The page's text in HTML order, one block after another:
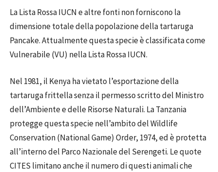
La Lista Rossa IUCN e altre fonti non forniscono la
dimensione totale della popolazione della tartaruga
Pancake. Attualmente questa specie è classificata come
Vulnerabile (VU) nella Lista Rossa IUCN.
Nel 1981, il Kenya ha vietato l’esportazione della
tartaruga frittella senza il permesso scritto del Ministro
dell’Ambiente e delle Risorse Naturali. La Tanzania
protegge questa specie nell’ambito del Wildlife
Conservation (National Game) Order, 1974, ed è protetta
all’interno del Parco Nazionale del Serengeti. Le quote
CITES limitano anche il numero di questi animali che